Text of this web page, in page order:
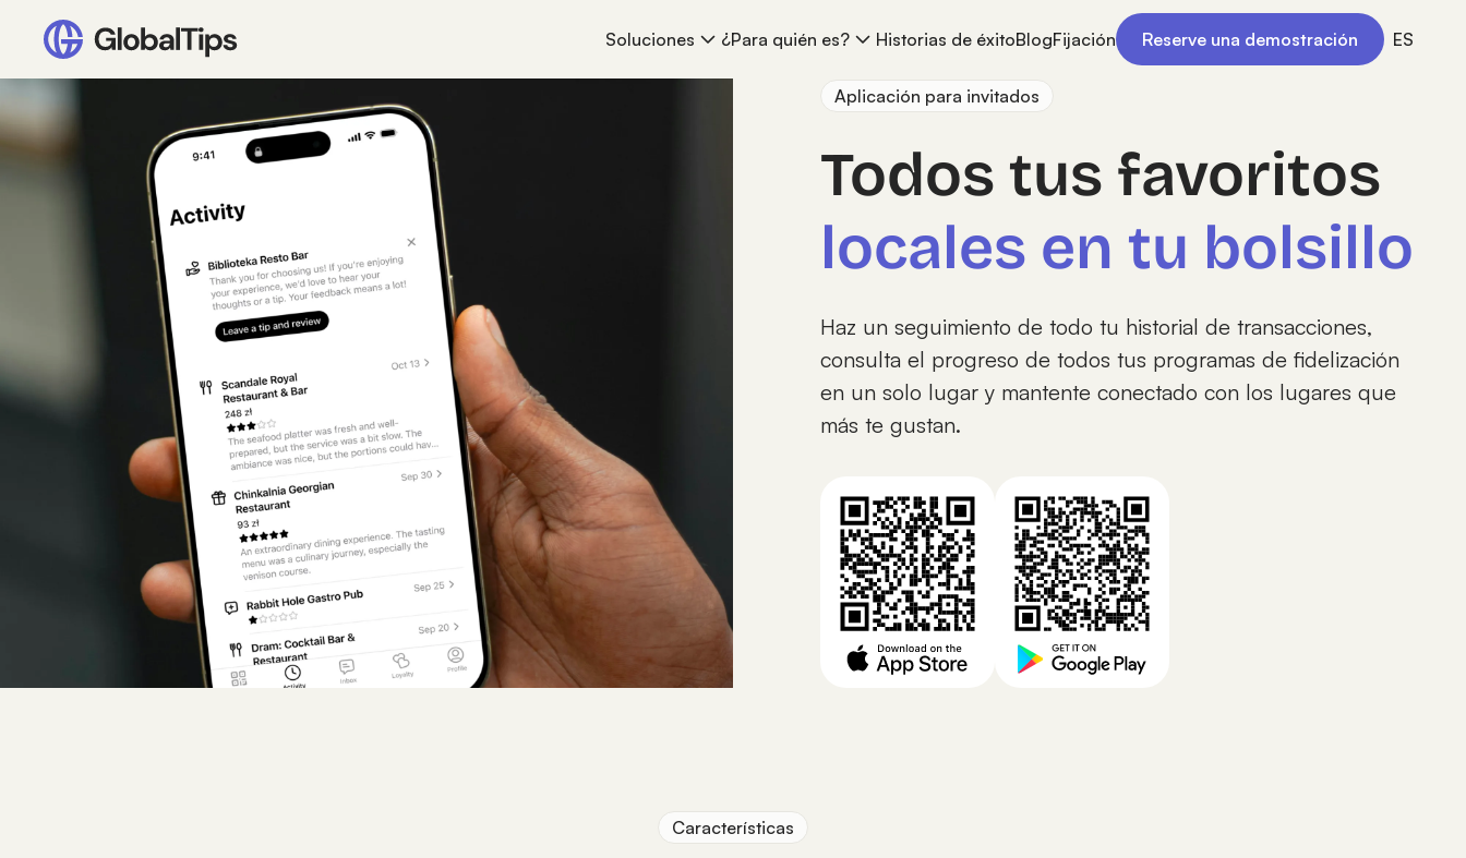
Soluciones ¿Para quién es? Historias de éxitoBlogFijación Reserve una demostración ES
Aplicación para invitados
Todos tus favoritos
locales en tu bolsillo
Haz un seguimiento de todo tu historial de transacciones,
consulta el progreso de todos tus programas de fidelización
en un solo lugar y mantente conectado con los lugares que
más te gustan.
Características